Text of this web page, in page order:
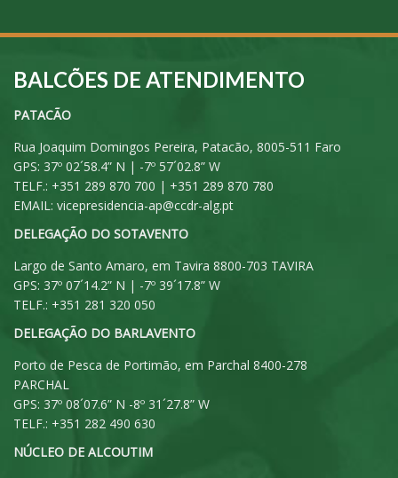
BALCÕES DE ATENDIMENTO
PATACÃO
Rua Joaquim Domingos Pereira, Patacão, 8005-511 Faro
GPS: 37º 02´58.4” N | -7º 57´02.8” W
TELF.: +351 289 870 700 | +351 289 870 780
EMAIL: vicepresidencia-ap@ccdr-alg.pt
DELEGAÇÃO DO SOTAVENTO
Largo de Santo Amaro, em Tavira 8800-703 TAVIRA
GPS: 37º 07´14.2” N | -7º 39´17.8” W
TELF.: +351 281 320 050
DELEGAÇÃO DO BARLAVENTO
Porto de Pesca de Portimão, em Parchal 8400-278
PARCHAL
GPS: 37º 08´07.6” N -8º 31´27.8” W
TELF.: +351 282 490 630
NÚCLEO DE ALCOUTIM